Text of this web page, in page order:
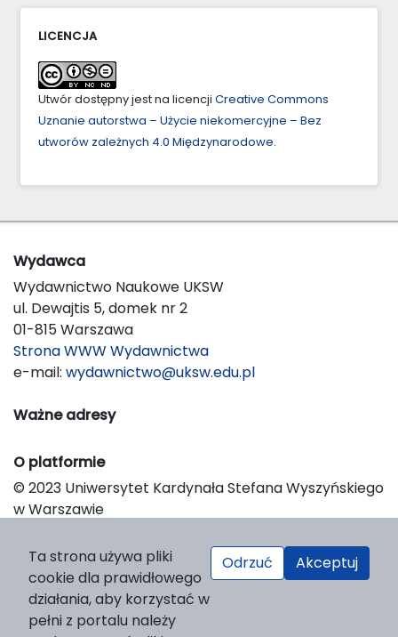
LICENCJA
Utwór dostępny jest na licencji Creative Commons
Uznanie autorstwa – Użycie niekomercyjne – Bez
utworów zależnych 4.0 Międzynarodowe.
Wydawca
Wydawnictwo Naukowe UKSW
ul. Dewajtis 5, domek nr 2
01-815 Warszawa
Strona WWW Wydawnictwa
e-mail: wydawnictwo@uksw.edu.pl
Ważne adresy
O platformie
© 2023 Uniwersytet Kardynała Stefana Wyszyńskiego
w Warszawie
Platform & Workflow by OJS/PKP
Ta strona używa pliki
cookie dla prawidłowego
działania, aby korzystać w
pełni z portalu należy
Odrzuć Akceptuj